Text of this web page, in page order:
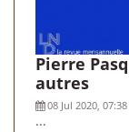
Pierre
autres
08 Jul 2020, 07:38
...